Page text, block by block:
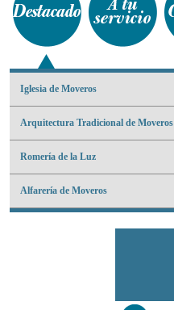
Iglesia de Moveros
Arquitectura Tradicional de Moveros
Romería de la Luz
Alfarería de Moveros